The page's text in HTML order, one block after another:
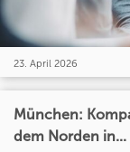
23. April 2026
München:
dem Norden in...